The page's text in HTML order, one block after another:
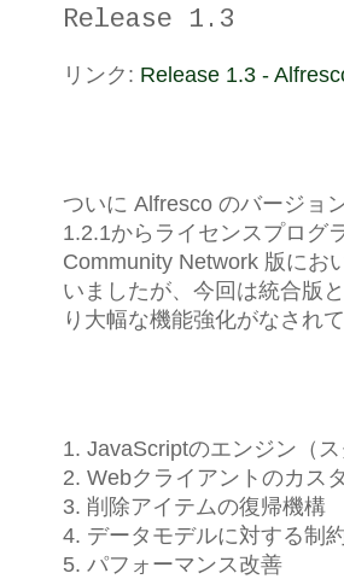
Release 1.3
リンク: Release 1.3 -
ついに Alfresco のバージョ
1.2.1からライセンスプログ
Community Network 版にお
いましたが、今回は統合版
り大幅な機能強化がなされて
1. JavaScriptのエンジン（
2. Webクライアントのカス
3. 削除アイテムの復帰機構
4. データモデルに対する制
5. パフォーマンス改善